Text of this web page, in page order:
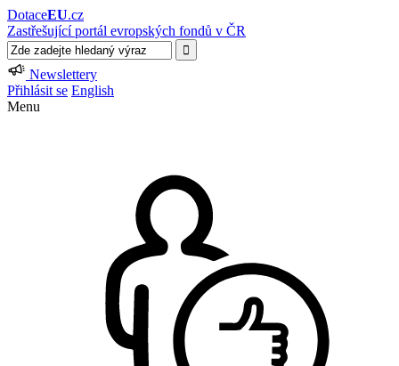
DotaceEU.cz
Zastřešující portál evropských fondů v ČR
Newslettery
Přihlásit se English
Menu